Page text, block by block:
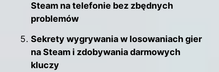
Steam na telefonie bez zbędnych
problemów
Sekrety wygrywania w losowaniach gier
na Steam i zdobywania darmowych
kluczy